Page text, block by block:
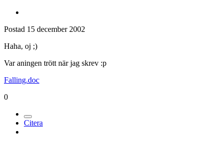
Postad 15 december 2002
Haha, oj ;)
Var aningen trött när jag skrev :p
Falling.doc
0
Citera